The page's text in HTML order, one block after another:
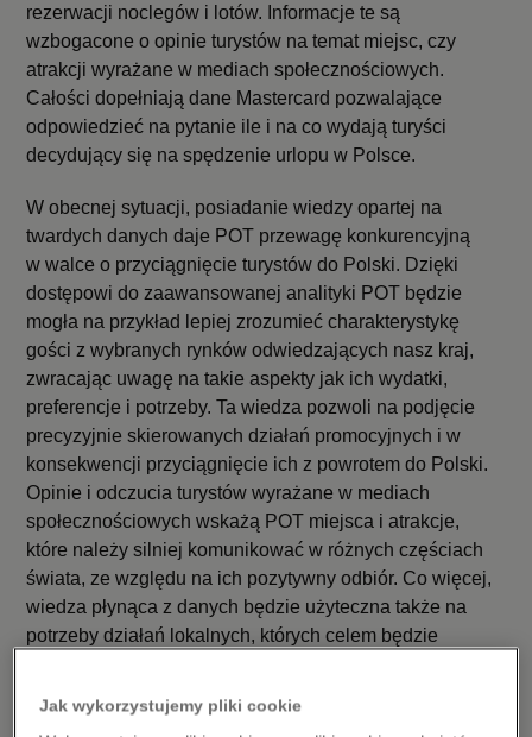
rezerwacji noclegów i lotów. Informacje te są
wzbogacone o opinie turystów na temat miejsc, czy
atrakcji wyrażane w mediach społecznościowych.
Całości dopełniają dane Mastercard pozwalające
odpowiedzieć na pytanie ile i na co wydają turyści
decydujący się na spędzenie urlopu w Polsce.
W obecnej sytuacji, posiadanie wiedzy opartej na
twardych danych daje POT przewagę konkurencyjną
w walce o przyciągnięcie turystów do Polski. Dzięki
dostępowi do zaawansowanej analityki POT będzie
mogła na przykład lepiej zrozumieć charakterystykę
gości z wybranych rynków odwiedzających nasz kraj,
zwracając uwagę na takie aspekty jak ich wydatki,
preferencje i potrzeby. Ta wiedza pozwoli na podjęcie
precyzyjnie skierowanych działań promocyjnych i w
konsekwencji przyciągnięcie ich z powrotem do Polski.
Opinie i odczucia turystów wyrażane w mediach
społecznościowych wskażą POT miejsca i atrakcje,
które należy silniej komunikować w różnych częściach
świata, ze względu na ich pozytywny odbiór. Co więcej,
wiedza płynąca z danych będzie użyteczna także na
potrzeby działań lokalnych, których celem będzie
Jak wykorzystujemy pliki cookie